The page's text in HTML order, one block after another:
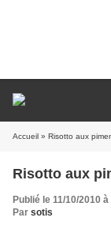
Accueil » Risotto aux
Risotto aux
Publié le 11/10/2010
Par sotis